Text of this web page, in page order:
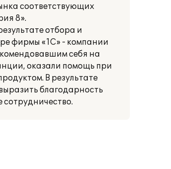
соответствующих
8».
отбора и
фирмы «1С» - компании
себя на
оказали помощь при
В результате
благодарность